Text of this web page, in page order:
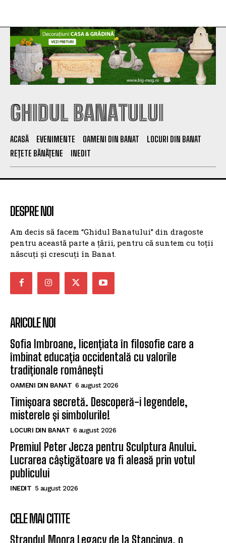
GHIDUL BANATULUI
ACASĂ EVENIMENTE OAMENI DIN BANAT
LOCURI DIN BANAT
REȚETE BĂNĂȚENE
INEDIT
DESPRE NOI
Am decis să facem “Ghidul Banatului” din dragoste
pentru această parte a țării, pentru că suntem cu toții
născuți și crescuți în Banat.
ARICOLE NOI
Sofia Imbroane, licențiata în filosofie care a
îmbinat educația occidentală cu valorile
tradiționale românești
OAMENI DIN BANAT 6 august 2026
Timișoara secretă. Descoperă-i legendele,
misterele și simbolurile!
LOCURI DIN BANAT 6 august 2026
Premiul Peter Jecza pentru Sculptura Anului.
Lucrarea câștigătoare va fi aleasă prin votul
publicului
INEDIT 5 august 2026
CELE MAI CITITE
Ștrandul Moora Legacy de la Stanciova, o